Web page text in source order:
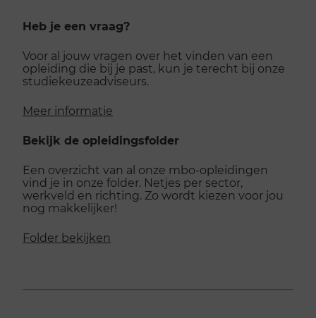
Heb je een vraag?
Voor al jouw vragen over het vinden van een
opleiding die bij je past, kun je terecht bij onze
studiekeuzeadviseurs.
Meer informatie
Bekijk de opleidingsfolder
Een overzicht van al onze mbo-opleidingen
vind je in onze folder. Netjes per sector,
werkveld en richting. Zo wordt kiezen voor jou
nog makkelijker!
Folder bekijken